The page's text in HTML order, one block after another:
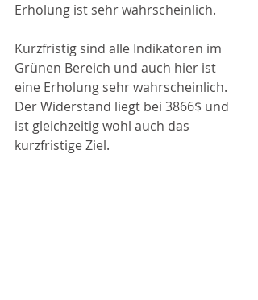
Erholung ist sehr wahrscheinlich.
Kurzfristig sind alle Indikatoren im
Grünen Bereich und auch hier ist
eine Erholung sehr wahrscheinlich.
Der Widerstand liegt bei 3866$ und
ist gleichzeitig wohl auch das
kurzfristige Ziel.